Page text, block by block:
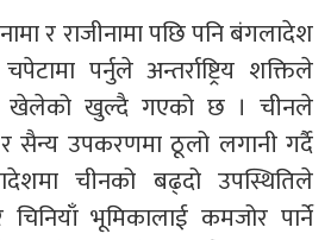
र राजीनामा पछि पनि बंगलादेश
पर्नुले अन्तर्राष्ट्रिय शक्तिले
खेलेको खुल्दै गएको छ । चीनले
र सैन्य उपकरणमा ठूलो लगानी गर्दै
चीनको बढ्दो उपस्थितिले
भूमिकालाई कमजोर पार्ने